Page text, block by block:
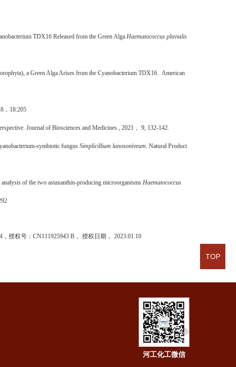
TDX16 Released from the Green Alga Haematococcus pluvialis
a Green Alga Arises from the Cyanobacterium TDX16. American
， 18:205
Journal of Biosciences and Medicines , 2021， 9, 132-142.
symbiotic fungus Simplicillium lanosoniveum. Natural Product
of the two astaxanthin-producing microorganisms Haematococcus
授权号：CN111925943 B， 授权日期， 2023.01.10
河工化工微信
TOP